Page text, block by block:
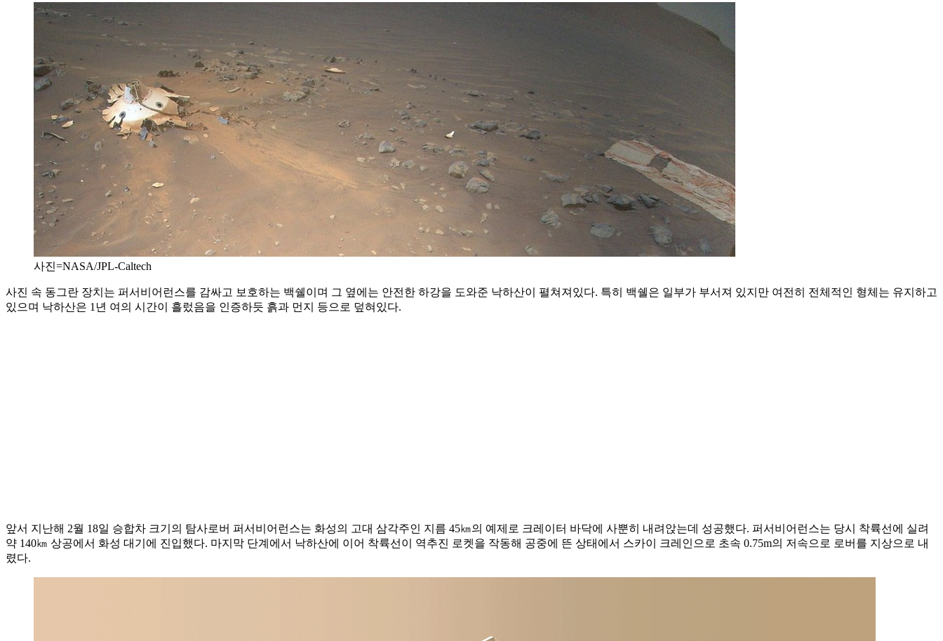
사진=NASA/JPL-Caltech
사진 속 동그란 장치는 퍼서비어런스를 감싸고 보호하는 백쉘이며 그 옆에는 안전한 하강을 도와준 낙하산이 펼쳐져있다. 특히 백쉘은 일부가 부서져 있지만 여전히 전체적인 형체는 유지하고
있으며 낙하산은 1년 여의 시간이 흘렀음을 인증하듯 흙과 먼지 등으로 덮혀있다.
앞서 지난해 2월 18일 승합차 크기의 탐사로버 퍼서비어런스는 화성의 고대 삼각주인 지름 45㎞의 예제로 크레이터 바닥에 사뿐히 내려앉는데 성공했다. 퍼서비어런스는 당시 착륙선에 실려
약 140㎞ 상공에서 화성 대기에 진입했다. 마지막 단계에서 낙하산에 이어 착륙선이 역추진 로켓을 작동해 공중에 뜬 상태에서 스카이 크레인으로 초속 0.75m의 저속으로 로버를 지상으로 내
렸다.